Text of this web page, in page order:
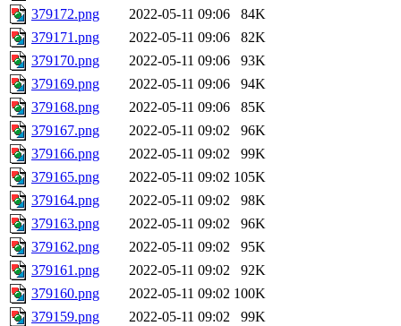
379172.png
2022-05-11 09:06
84K
379171.png
2022-05-11 09:06
82K
379170.png
2022-05-11 09:06
93K
379169.png
2022-05-11 09:06
94K
379168.png
2022-05-11 09:06
85K
379167.png
2022-05-11 09:02
96K
379166.png
2022-05-11 09:02
99K
379165.png
2022-05-11 09:02 105K
379164.png
2022-05-11 09:02
98K
379163.png
2022-05-11 09:02
96K
379162.png
2022-05-11 09:02
95K
379161.png
2022-05-11 09:02
92K
379160.png
2022-05-11 09:02 100K
379159.png
2022-05-11 09:02
99K